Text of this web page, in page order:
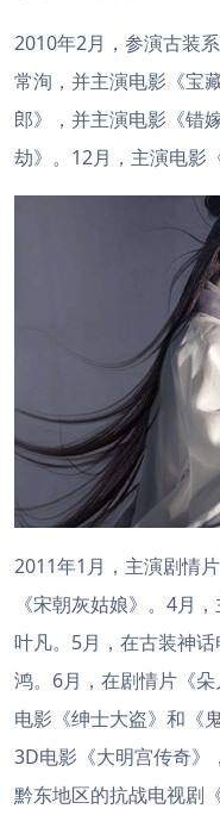
2010年2月，参演古装
常洵，并主演电影《宝
郎》，并主演电影《错
劫》。12月，主演电影
2011年1月，主演剧情
《宋朝灰姑娘》。4月
叶凡。5月，在古装神
鸿。6月，在剧情片《
电影《绅士大盗》和《
3D电影《大明宫传奇》
黔东地区的抗战电视剧